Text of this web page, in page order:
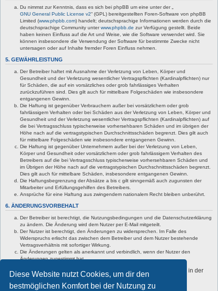
Diese Website nutzt Cookies, um dir den
bestmöglichen Komfort bei der Nutzung zu
Du nimmst zur Kenntnis, dass es sich bei phpBB um eine unter der „
GNU General Public License v2“ (GPL) bereitgestellten Foren-Software von phpBB
Limited (www.phpbb.com) handelt; deutschsprachige Informationen werden durch die
deutschsprachige Community unterwww.phpbb.de zur Verfügung gestellt. Beide
haben keinen Einfluss auf die Art und Weise, wie die Software verwendet wird. Sie
können insbesondere die Verwendung der Software für bestimmte Zwecke nicht
untersagen oder auf Inhalte fremder Foren Einfluss nehmen.
5. GEWÄHRLEISTUNG
Der Betreiber haftet mit Ausnahme der Verletzung von Leben, Körper und
Gesundheit und der Verletzung wesentlicher Vertragspflichten (Kardinalpflichten) nur
für Schäden, die auf ein vorsätzliches oder grob fahrlässiges Verhalten
zurückzuführen sind. Dies gilt auch für mittelbare Folgeschäden wie insbesondere
entgangenen Gewinn.
Die Haftung ist gegenüber Verbrauchern außer bei vorsätzlichem oder grob
fahrlässigem Verhalten oder bei Schäden aus der Verletzung von Leben, Körper und
Gesundheit und der Verletzung wesentlicher Vertragspflichten (Kardinalpflichten) auf
die bei Vertragsschluss typischerweise vorhersehbaren Schäden und im übrigen der
Höhe nach auf die vertragstypischen Durchschnittsschäden begrenzt. Dies gilt auch
für mittelbare Folgeschäden wie insbesondere entgangenen Gewinn.
Die Haftung ist gegenüber Unternehmern außer bei der Verletzung von Leben,
Körper und Gesundheit oder vorsätzlichem oder grob fahrlässigem Verhalten des
Betreibers auf die bei Vertragsschluss typischerweise vorhersehbaren Schäden und
im Übrigen der Höhe nach auf die vertragstypischen Durchschnittsschäden begrenzt.
Dies gilt auch für mittelbare Schäden, insbesondere entgangenen Gewinn.
Die Haftungsbegrenzung der Absätze a bis c gilt sinngemäß auch zugunsten der
Mitarbeiter und Erfüllungsgehilfen des Betreibers.
Ansprüche für eine Haftung aus zwingendem nationalem Recht bleiben unberührt.
6. ÄNDERUNGSVORBEHALT
Der Betreiber ist berechtigt, die Nutzungsbedingungen und die Datenschutzerklärung
zu ändern. Die Änderung wird dem Nutzer per E-Mail mitgeteilt.
Der Nutzer ist berechtigt, den Änderungen zu widersprechen. Im Falle des
Widerspruchs erlischt das zwischen dem Betreiber und dem Nutzer bestehende
Vertragsverhältnis mit sofortiger Wirkung.
Die Änderungen gelten als anerkannt und verbindlich, wenn der Nutzer den
Änderungen zugestimmt hat.
Informationen über den Umgang mit deinen persönlichen Daten sind in der
Datenschutzerklärung enthalten.